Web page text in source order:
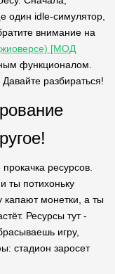
один idle-симулятор,
внимание на
[МОД
функционалом.
разбираться!
ресурсов.
ты потихоньку
капают монетки, а ты
Ресурсы тут -
игру,
стадион заросет